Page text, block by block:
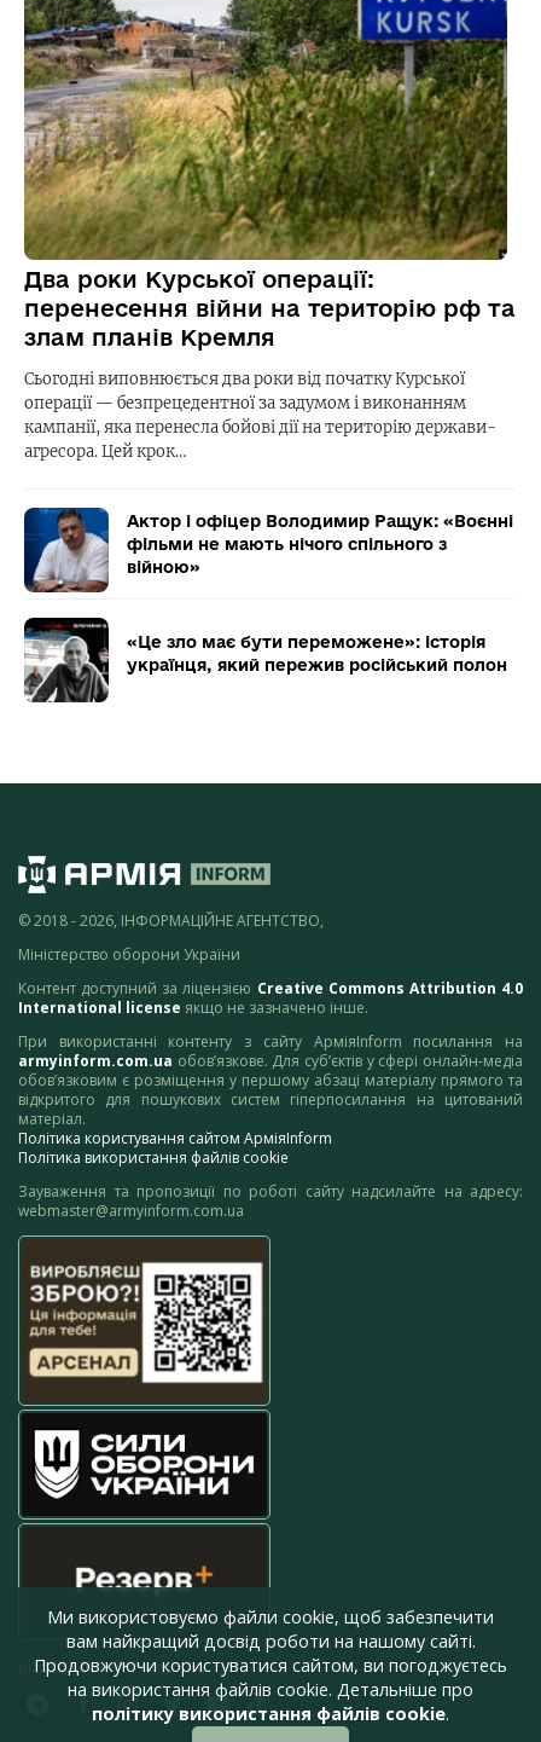
Два роки Курської операції:
перенесення війни на територію рф та
злам планів Кремля
Сьогодні виповнюється два роки від початку Курської
операції — безпрецедентної за задумом і виконанням
кампанії, яка перенесла бойові дії на територію держави-
агресора. Цей крок…
Актор і офіцер Володимир Ращук: «Воєнні
фільми не мають нічого спільного з
війною»
«Це зло має бути переможене»: історія
українця, який пережив російський полон
© 2018 - 2026, ІНФОРМАЦІЙНЕ АГЕНТСТВО,
Міністерство оборони України
Контент доступний за ліцензією Creative Commons Attribution 4.0
International license якщо не зазначено інше.
При використанні контенту з сайту АрміяInform посилання на
armyinform.com.ua обов’язкове. Для суб’єктів у сфері онлайн-медіа
обов’язковим є розміщення у першому абзаці матеріалу прямого та
відкритого для пошукових систем гіперпосилання на цитований
матеріал.
Політика користування сайтом АрміяInform
Політика використання файлів cookie
Зауваження та пропозиції по роботі сайту надсилайте на адресу:
webmaster@armyinform.com.ua
press@armyinform.com.ua
Ми використовуємо файли cookie, щоб забезпечити
вам найкращий досвід роботи на нашому сайті.
Продовжуючи користуватися сайтом, ви погоджуєтесь
на використання файлів cookie. Детальніше про
політику використання файлів cookie.